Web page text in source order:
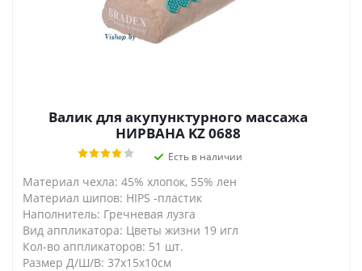
Валик для акупунктурного массажа
НИРВАНА KZ 0688
Есть в наличии
Материал чехла: 45% хлопок, 55% лен
Материал шипов: HIPS -пластик
Наполнитель: Гречневая лузга
Вид аппликатора: Цветы жизни 19 игл
Кол-во аппликаторов: 51 шт.
Размер Д/Ш/В: 37x15х10см